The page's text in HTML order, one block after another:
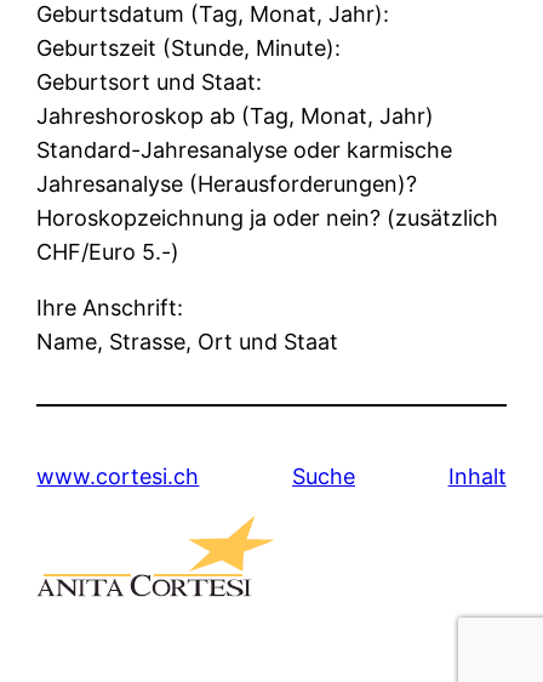
Geburtsdatum (Tag, Monat, Jahr):
Geburtszeit (Stunde, Minute):
Geburtsort und Staat:
Jahreshoroskop ab (Tag, Monat, Jahr)
Standard-Jahresanalyse oder karmische
Jahresanalyse (Herausforderungen)?
Horoskopzeichnung ja oder nein? (zusätzlich
CHF/Euro 5.-)
Ihre Anschrift:
Name, Strasse, Ort und Staat
www.cortesi.ch Suche Inhalt